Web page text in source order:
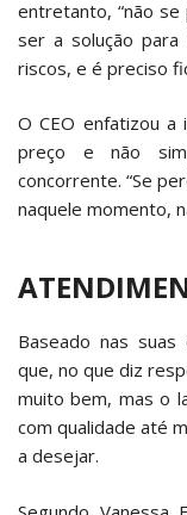
entretanto, “não
ser a solução para
riscos, e é preciso
O CEO enfatizou
preço e não
concorrente. “Se
naquele momento,
Baseado nas suas
que, no que diz
muito bem, mas o
com qualidade até
a desejar.